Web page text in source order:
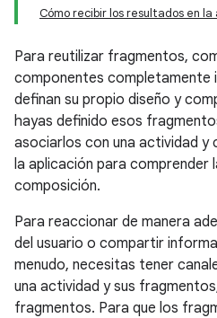
Cómo recibir los resultados en
Para reutilizar fragmentos,
componentes completamente
definan su propio diseño y
hayas definido esos
asociarlos con una actividad y
la aplicación para comprender
composición.
Para reaccionar de manera
del usuario o compartir
menudo, necesitas tener
una actividad y sus
fragmentos. Para que los